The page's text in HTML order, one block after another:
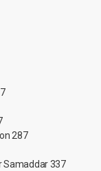
287
Samaddar 337